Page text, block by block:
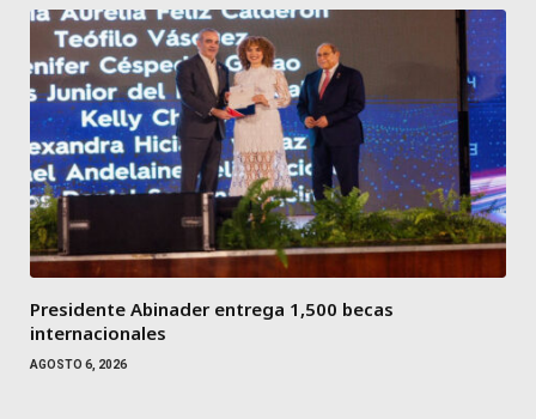
Presidente Abinader entrega 1,500 becas
internacionales
AGOSTO 6, 2026